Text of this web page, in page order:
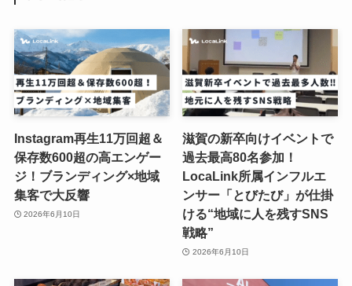
Instagram再生11万回超＆
保存数600超の高エンゲー
ジ！ブランディング×地域
集客で大反響
2026年6月10日
滋賀の新卒向けイベントで
過去最高80名参加！
LocaLink所属インフルエ
ンサー「とびたび」が仕掛
ける“地域に人を残すSNS
戦略”
2026年6月10日